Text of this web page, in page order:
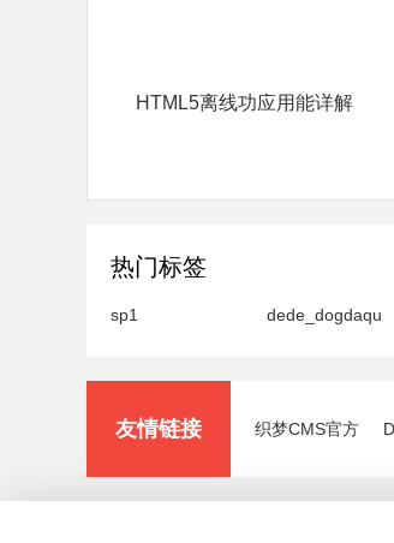
HTML5离线功应用能详解
热门标签
sp1 dede_dogdaqu
友情链接 织梦CMS官方